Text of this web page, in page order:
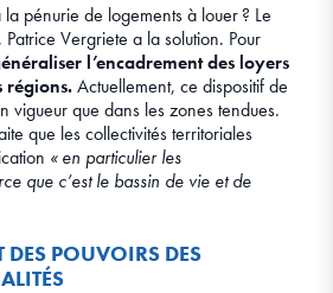
pénurie de logements à louer ? Le
Patrice Vergriete a la solution. Pour
l’encadrement des loyers
régions.Actuellement, ce dispositif de
vigueur que dans les zones tendues.
que les collectivités territoriales
« en particulier les
que c’est le bassin de vie et de
DES POUVOIRS DES